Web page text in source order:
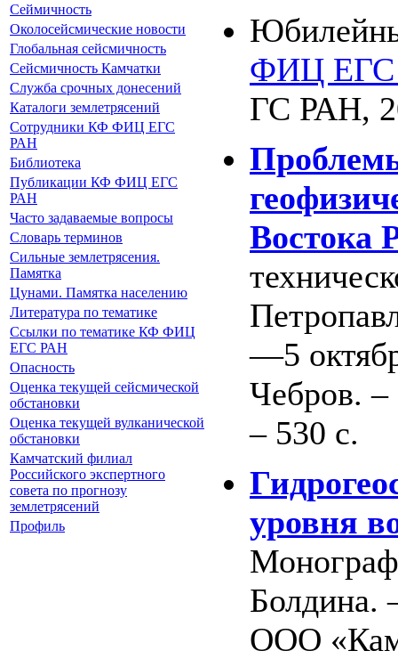
Сеймичность
Околосейсмические новости
Глобальная сейсмичность
Сейсмичность Камчатки
Служба срочных донесений
Каталоги землетрясений
Сотрудники КФ ФИЦ ЕГС
РАН
Библиотека
Публикации КФ ФИЦ ЕГС
РАН
Часто задаваемые вопросы
Словарь терминов
Сильные землетрясения.
Памятка
Цунами. Памятка населению
Литература по тематике
Ссылки по тематике КФ ФИЦ
ЕГС РАН
Опасность
Оценка текущей сейсмической
обстановки
Оценка текущей вулканической
обстановки
Камчатский филиал
Российского экспертного
совета по прогнозу
землетрясений
Профиль
ФИЦ ЕГС
ГС РАН,
Востока
—5
Чебров.
– 530 с.
уровня
Болдина.
ООО